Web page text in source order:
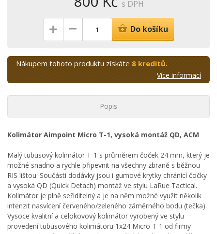
s DPH
+ – Do košíku
Nákupem tohoto produktu získáte 8 kreditů.
Více informací
Popis
Kolimátor Aimpoint Micro T-1, vysoká montáž QD, ACM
Malý tubusový kolimátor T-1 s průměrem čoček 24 mm, který je
možné snadno a rychle připevnit na všechny zbraně s běžnou
RIS lištou. Součástí dodávky jsou i gumové krytky chránící čočky
a vysoká QD (Quick Detach) montáž ve stylu LaRue Tactical.
Kolimátor je plně seřiditelný a je na něm možné využít několik
intenzit nasvícení červeného/zeleného záměrného bodu (tečka).
Vysoce kvalitní a celokovový kolimátor vyrobený ve stylu
provedení tubusového kolimátoru 1x24 Micro T-1 od firmy